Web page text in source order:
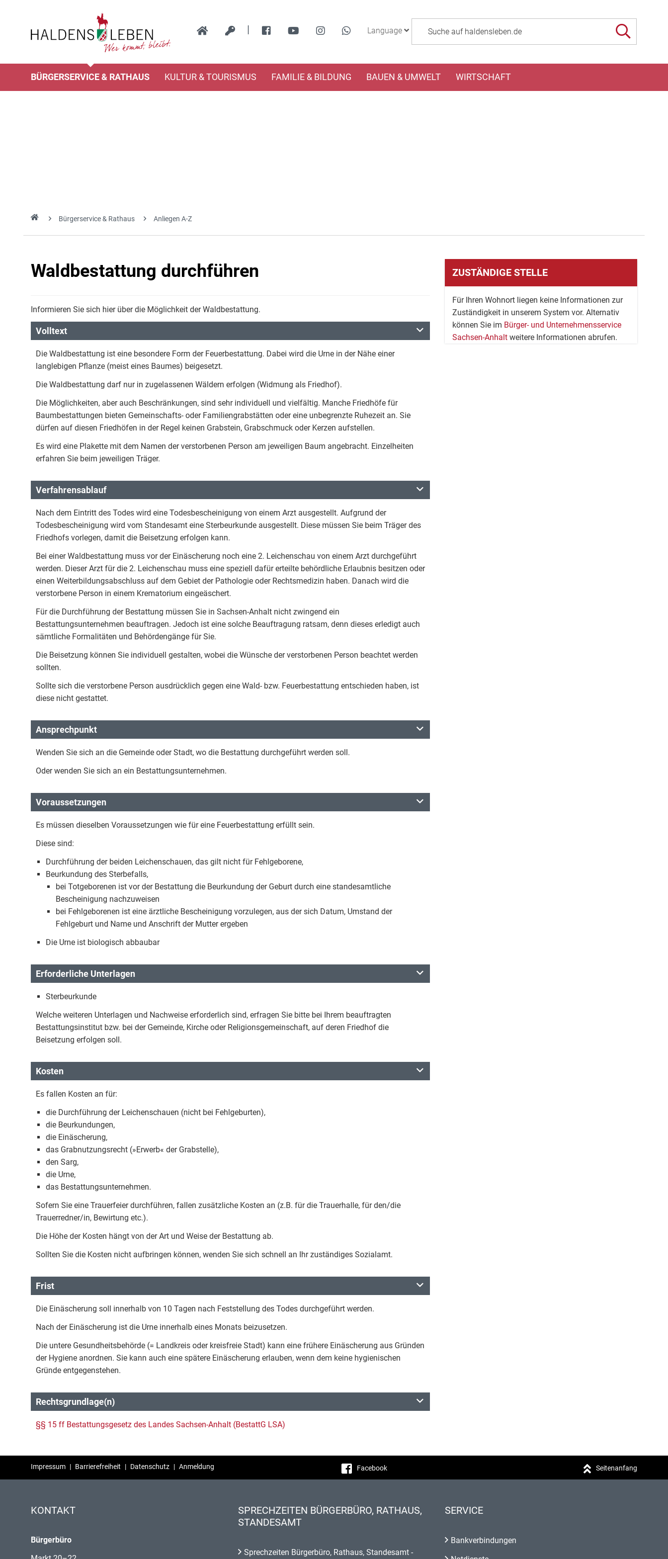
| Language
BÜRGERSERVICE & RATHAUS KULTUR & TOURISMUS FAMILIE & BILDUNG BAUEN & UMWELT WIRTSCHAFT
Bürgerservice & Rathaus Anliegen A-Z
Waldbestattung durchführen
Informieren Sie sich hier über die Möglichkeit der Waldbestattung.
Volltext
Die Waldbestattung ist eine besondere Form der Feuerbestattung. Dabei wird die Urne in der Nähe einer
langlebigen Pflanze (meist eines Baumes) beigesetzt.
Die Waldbestattung darf nur in zugelassenen Wäldern erfolgen (Widmung als Friedhof).
Die Möglichkeiten, aber auch Beschränkungen, sind sehr individuell und vielfältig. Manche Friedhöfe für
Baumbestattungen bieten Gemeinschafts- oder Familiengrabstätten oder eine unbegrenzte Ruhezeit an. Sie
dürfen auf diesen Friedhöfen in der Regel keinen Grabstein, Grabschmuck oder Kerzen aufstellen.
Es wird eine Plakette mit dem Namen der verstorbenen Person am jeweiligen Baum angebracht. Einzelheiten
erfahren Sie beim jeweiligen Träger.
Verfahrensablauf
Nach dem Eintritt des Todes wird eine Todesbescheinigung von einem Arzt ausgestellt. Aufgrund der
Todesbescheinigung wird vom Standesamt eine Sterbeurkunde ausgestellt. Diese müssen Sie beim Träger des
Friedhofs vorlegen, damit die Beisetzung erfolgen kann.
Bei einer Waldbestattung muss vor der Einäscherung noch eine 2. Leichenschau von einem Arzt durchgeführt
werden. Dieser Arzt für die 2. Leichenschau muss eine speziell dafür erteilte behördliche Erlaubnis besitzen oder
einen Weiterbildungsabschluss auf dem Gebiet der Pathologie oder Rechtsmedizin haben. Danach wird die
verstorbene Person in einem Krematorium eingeäschert.
Für die Durchführung der Bestattung müssen Sie in Sachsen-Anhalt nicht zwingend ein
Bestattungsunternehmen beauftragen. Jedoch ist eine solche Beauftragung ratsam, denn dieses erledigt auch
sämtliche Formalitäten und Behördengänge für Sie.
Die Beisetzung können Sie individuell gestalten, wobei die Wünsche der verstorbenen Person beachtet werden
sollten.
Sollte sich die verstorbene Person ausdrücklich gegen eine Wald- bzw. Feuerbestattung entschieden haben, ist
diese nicht gestattet.
Ansprechpunkt
Wenden Sie sich an die Gemeinde oder Stadt, wo die Bestattung durchgeführt werden soll.
Oder wenden Sie sich an ein Bestattungsunternehmen.
Voraussetzungen
Es müssen dieselben Voraussetzungen wie für eine Feuerbestattung erfüllt sein.
Diese sind:
Durchführung der beiden Leichenschauen, das gilt nicht für Fehlgeborene,
Beurkundung des Sterbefalls,
bei Totgeborenen ist vor der Bestattung die Beurkundung der Geburt durch eine standesamtliche
Bescheinigung nachzuweisen
bei Fehlgeborenen ist eine ärztliche Bescheinigung vorzulegen, aus der sich Datum, Umstand der
Fehlgeburt und Name und Anschrift der Mutter ergeben
Die Urne ist biologisch abbaubar
Erforderliche Unterlagen
Sterbeurkunde
Welche weiteren Unterlagen und Nachweise erforderlich sind, erfragen Sie bitte bei Ihrem beauftragten
Bestattungsinstitut bzw. bei der Gemeinde, Kirche oder Religionsgemeinschaft, auf deren Friedhof die
Beisetzung erfolgen soll.
Kosten
Es fallen Kosten an für:
die Durchführung der Leichenschauen (nicht bei Fehlgeburten),
die Beurkundungen,
die Einäscherung,
das Grabnutzungsrecht (»Erwerb« der Grabstelle),
den Sarg,
die Urne,
das Bestattungsunternehmen.
Sofern Sie eine Trauerfeier durchführen, fallen zusätzliche Kosten an (z.B. für die Trauerhalle, für den/die
Trauerredner/in, Bewirtung etc.).
Die Höhe der Kosten hängt von der Art und Weise der Bestattung ab.
Sollten Sie die Kosten nicht aufbringen können, wenden Sie sich schnell an Ihr zuständiges Sozialamt.
Frist
Die Einäscherung soll innerhalb von 10 Tagen nach Feststellung des Todes durchgeführt werden.
Nach der Einäscherung ist die Urne innerhalb eines Monats beizusetzen.
Die untere Gesundheitsbehörde (= Landkreis oder kreisfreie Stadt) kann eine frühere Einäscherung aus Gründen
der Hygiene anordnen. Sie kann auch eine spätere Einäscherung erlauben, wenn dem keine hygienischen
Gründe entgegenstehen.
Rechtsgrundlage(n)
§§ 15 ff Bestattungsgesetz des Landes Sachsen-Anhalt (BestattG LSA)
ZUSTÄNDIGE STELLE
Für Ihren Wohnort liegen keine Informationen zur
Zuständigkeit in unserem System vor. Alternativ
können Sie im Bürger- und Unternehmensservice
Sachsen-Anhalt weitere Informationen abrufen.
Impressum | Barrierefreiheit | Datenschutz | Anmeldung Facebook Seitenanfang
KONTAKT
Bürgerbüro
SPRECHZEITEN BÜRGERBÜRO, RATHAUS,
STANDESAMT
Sprechzeiten Bürgerbüro, Rathaus, Standesamt -
SERVICE
Bankverbindungen